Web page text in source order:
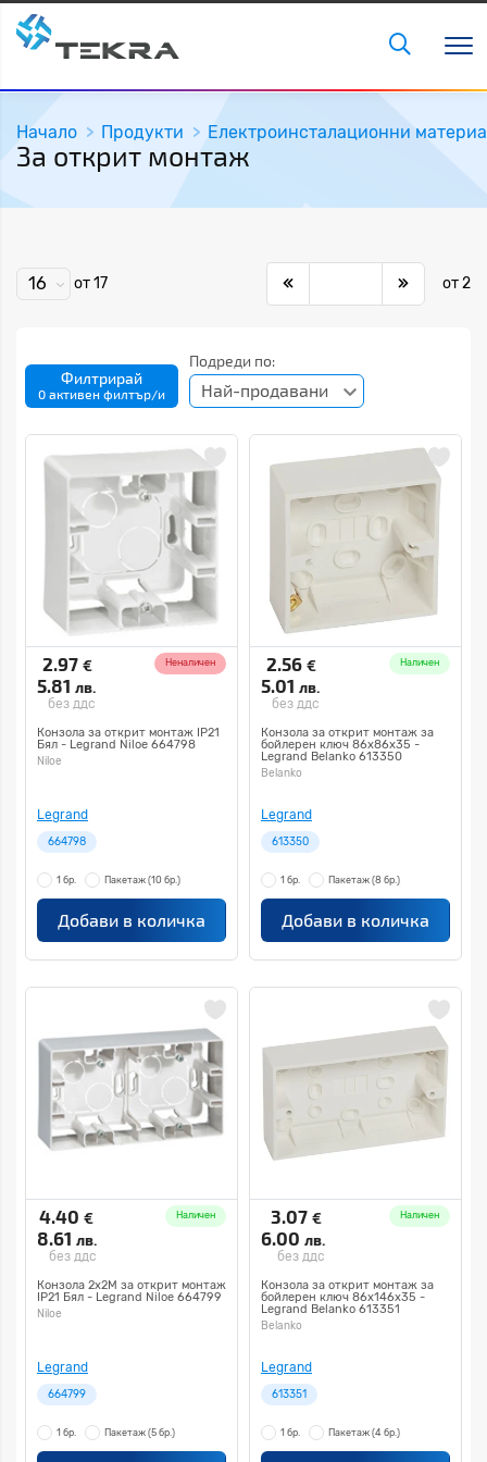
Начало Продукти Електроинсталационни
За открит монтаж
16 от 17 от 2
Филтрирай
0 активен филтър/и
Подреди по:
Най-продавани
2.97 €
5.81 лв.
без ддс
Неналичен
Конзола за открит монтаж IP21
Бял - Legrand Niloe 664798
Niloe
Legrand
664798
1 бр. Пакетаж (10 бр.)
Добави в количка
2.56 €
5.01 лв.
без ддс
Наличен
Конзола за открит монтаж за
бойлерен ключ 86х86х35 -
Legrand Belanko 613350
Belanko
Legrand
613350
1 бр. Пакетаж (8 бр.)
Добави в количка
4.40 €
8.61 лв.
без ддс
Наличен
Конзола 2x2M за открит монтаж
IP21 Бял - Legrand Niloe 664799
Niloe
Legrand
664799
1 бр. Пакетаж (5 бр.)
3.07 €
6.00 лв.
без ддс
Наличен
Конзола за открит монтаж за
бойлерен ключ 86х146х35 -
Legrand Belanko 613351
Belanko
Legrand
613351
1 бр. Пакетаж (4 бр.)